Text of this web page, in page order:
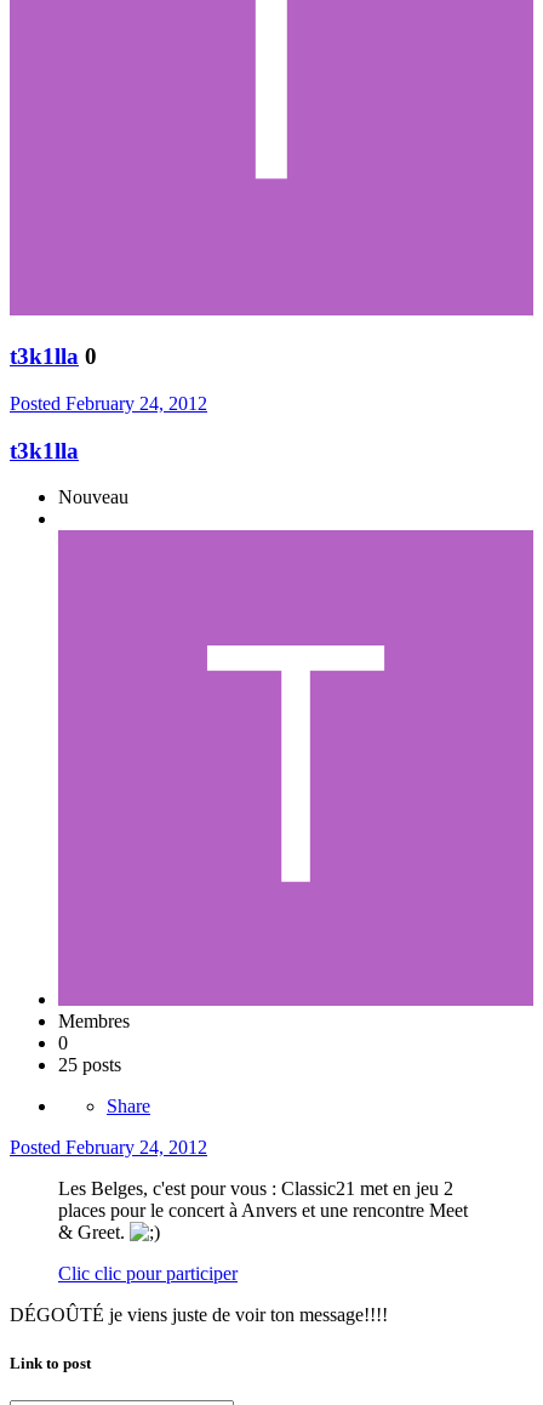
t3k1lla 0
Posted February 24, 2012
t3k1lla
Nouveau
Membres
0
25 posts
Share
Posted February 24, 2012
Les Belges, c'est pour vous : Classic21 met en jeu 2
places pour le concert à Anvers et une rencontre Meet
& Greet.
Clic clic pour participer
DÉGOÛTÉ je viens juste de voir ton message!!!!
Link to post